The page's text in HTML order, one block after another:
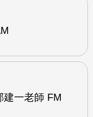
建一老師 FM